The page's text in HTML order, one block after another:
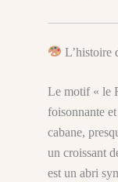
L’histoire
Le motif « le
foisonnante
cabane,
un croissant
est un abri